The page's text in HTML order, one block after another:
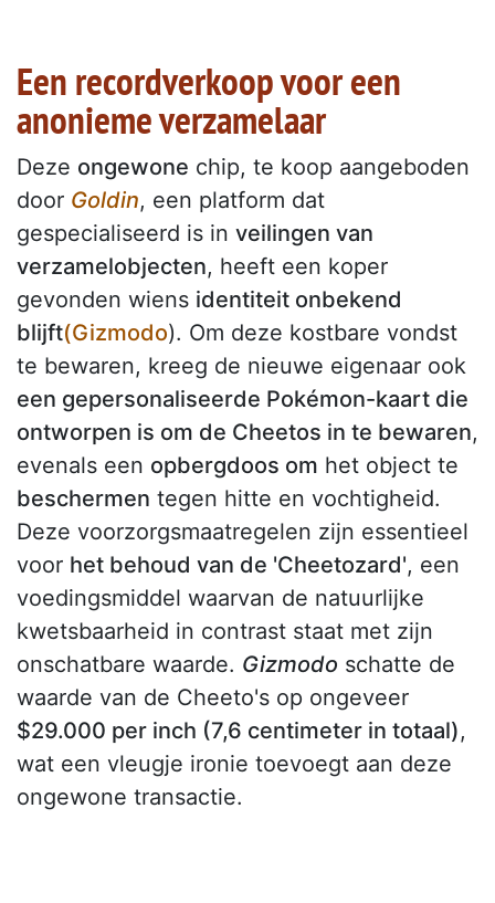
Een recordverkoop voor een
anonieme verzamelaar
Deze ongewone chip, te koop aangeboden
door Goldin, een platform dat
gespecialiseerd is in veilingen van
verzamelobjecten, heeft een koper
gevonden wiens identiteit onbekend
blijft(Gizmodo). Om deze kostbare vondst
te bewaren, kreeg de nieuwe eigenaar ook
een gepersonaliseerde Pokémon-kaart die
ontworpen is om de Cheetos in te bewaren,
evenals een opbergdoos om het object te
beschermen tegen hitte en vochtigheid.
Deze voorzorgsmaatregelen zijn essentieel
voor het behoud van de 'Cheetozard', een
voedingsmiddel waarvan de natuurlijke
kwetsbaarheid in contrast staat met zijn
onschatbare waarde. Gizmodo schatte de
waarde van de Cheeto's op ongeveer
$29.000 per inch (7,6 centimeter in totaal),
wat een vleugje ironie toevoegt aan deze
ongewone transactie.